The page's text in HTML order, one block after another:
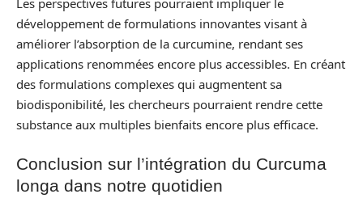
développement de formulations innovantes visant à
améliorer l’absorption de la curcumine, rendant ses
applications renommées encore plus accessibles. En créant
des formulations complexes qui augmentent sa
biodisponibilité, les chercheurs pourraient rendre cette
substance aux multiples bienfaits encore plus efficace.
Conclusion sur l’intégration du Curcuma
longa dans notre quotidien